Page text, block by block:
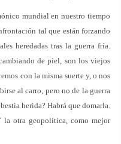
mundial en nuestro tiempo
tal que están forzando
heredadas tras la guerra fría.
de piel, son los viejos
con la misma suerte y, o nos
al carro, pero no de la guerra
herida? Habrá que domarla.
la otra geopolítica, como mejor